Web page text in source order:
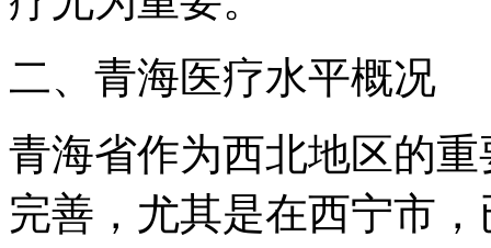
二、青海医疗水平概况
青海省作为西北地区的
完善，尤其是在西宁市